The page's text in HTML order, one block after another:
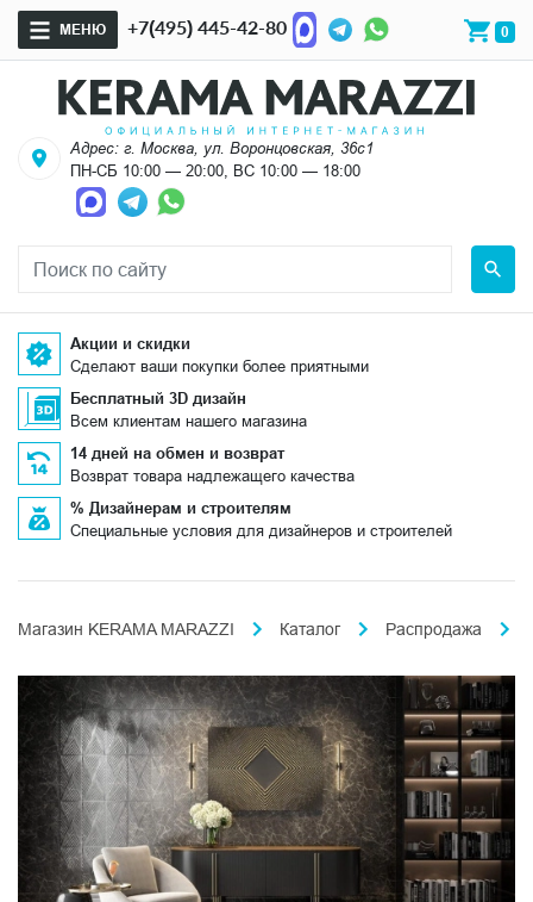
МЕНЮ +7(495) 445-42-80 0
Адрес: г. Москва, ул. Воронцовская, 36с1
ПН-СБ 10:00 — 20:00, ВС 10:00 — 18:00
Акции и скидки
Сделают ваши покупки более приятными
Бесплатный 3D дизайн
Всем клиентам нашего магазина
14 дней на обмен и возврат
Возврат товара надлежащего качества
% Дизайнерам и строителям
Специальные условия для дизайнеров и строителей
Магазин KERAMA MARAZZI Каталог Распродажа